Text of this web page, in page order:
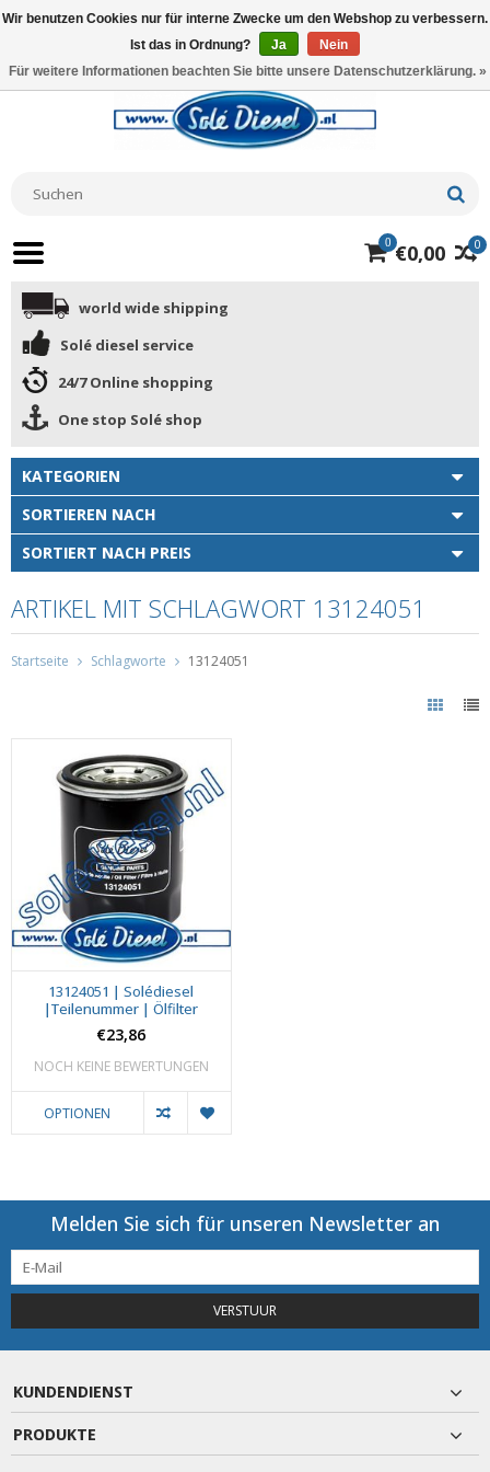
0
0 €0,00
world wide shipping
Solé diesel service
24/7 Online shopping
One stop Solé shop
KATEGORIEN
SORTIEREN NACH
SORTIERT NACH PREIS
ARTIKEL MIT SCHLAGWORT 13124051
Startseite Schlagworte 13124051
13124051 | Solédiesel
|Teilenummer | Ölfilter
€23,86
NOCH KEINE BEWERTUNGEN
OPTIONEN
Melden Sie sich für unseren Newsletter an
VERSTUUR
KUNDENDIENST
PRODUKTE
Wir benutzen Cookies nur für interne Zwecke um den Webshop zu verbessern.
Ist das in Ordnung?
Ja
Nein
Für weitere Informationen beachten Sie bitte unsere Datenschutzerklärung. »